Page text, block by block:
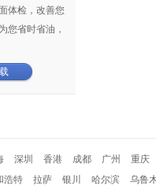
体检，改善您
您省时省油，
深圳 香港 成都 广州 重庆
浩特 拉萨 银川 哈尔滨 乌鲁